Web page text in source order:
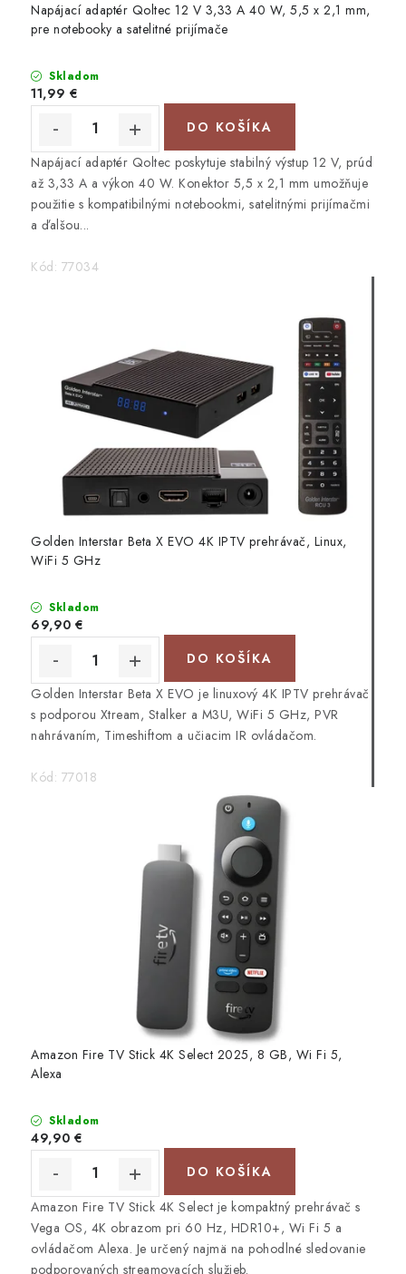
Napájací adaptér Qoltec 12 V 3,33 A 40 W, 5,5 x 2,1 mm,
pre notebooky a satelitné prijímače
Skladom
11,99 €
DO KOŠÍKA
Napájací adaptér Qoltec poskytuje stabilný výstup 12 V, prúd
až 3,33 A a výkon 40 W. Konektor 5,5 x 2,1 mm umožňuje
použitie s kompatibilnými notebookmi, satelitnými prijímačmi
a ďalšou...
Kód: 77034
Golden Interstar Beta X EVO 4K IPTV prehrávač, Linux,
WiFi 5 GHz
Skladom
69,90 €
DO KOŠÍKA
Golden Interstar Beta X EVO je linuxový 4K IPTV prehrávač
s podporou Xtream, Stalker a M3U, WiFi 5 GHz, PVR
nahrávaním, Timeshiftom a učiacim IR ovládačom.
Kód: 77018
Amazon Fire TV Stick 4K Select 2025, 8 GB, Wi Fi 5,
Alexa
Skladom
49,90 €
DO KOŠÍKA
Amazon Fire TV Stick 4K Select je kompaktný prehrávač s
Vega OS, 4K obrazom pri 60 Hz, HDR10+, Wi Fi 5 a
ovládačom Alexa. Je určený najmä na pohodlné sledovanie
podporovaných streamovacích služieb.